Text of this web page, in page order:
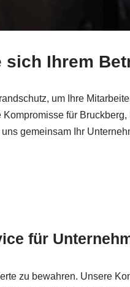
Ihrem
um Ihre
für
gemeinsam Ihr
für
zu bewahren. Unsere